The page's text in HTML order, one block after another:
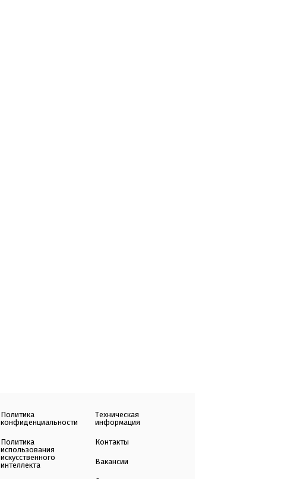
Политика
конфиденциальности
Политика
использования
искусственного
интеллекта
Техническая
информация
Контакты
Вакансии